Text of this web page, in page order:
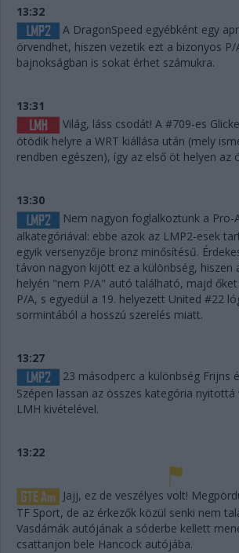
13:32
A DragonSpeed egyébként egy
örvendhet, hiszen vezetik ezt a bizonyos
bajnokságban is sokat érhet számukra.
13:31
Világ, láss csodát! A #709-es
ötödik helyre a WRT kiállása után (mely
rendben egészen), így az első öt helyen az
13:30
Nem nagyon foglalkoztunk a Pro-
alkategóriával: ebbe azok az LMP2-esek
egyik versenyzője bronz minősítésű.
távon nagyon kijött ez a különbség, hiszen
helyén "nem P/A" autó található, majd
P/A, s egyedül a 19. helyezett United #22
sormintából a hosszú szerelés miatt.
13:27
23 másodperc a különbség Frijns
Szépen lassan az összes kategória
LMH kivételével.
13:22
Jajj, ez de veszélyes volt!
TF Sport, de az érkezők közül senki nem
Vasdámák autójának a sóderbe kellett
csattanjon bele Hancock autójába.